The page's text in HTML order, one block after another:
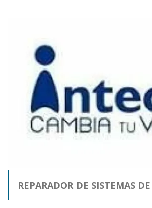
REPARADOR DE SISTEMAS